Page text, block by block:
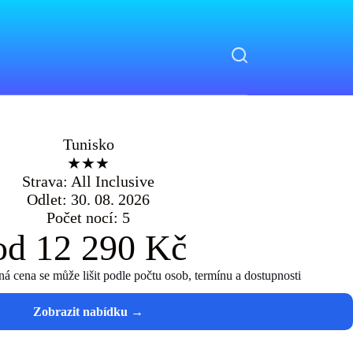
Tunisko
★★★
Strava: All Inclusive
Odlet: 30. 08. 2026
Počet nocí: 5
12 290 Kč
cena se může lišit podle počtu osob, termínu a dostupnosti